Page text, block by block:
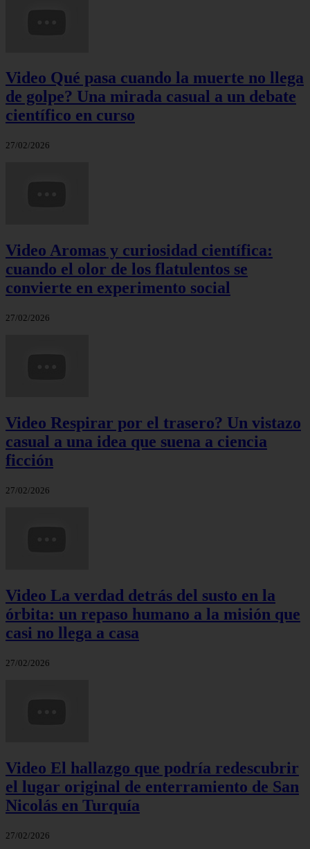
Video Qué pasa cuando la muerte no llega
de golpe? Una mirada casual a un debate
científico en curso
27/02/2026
Video Aromas y curiosidad científica:
cuando el olor de los flatulentos se
convierte en experimento social
27/02/2026
Video Respirar por el trasero? Un vistazo
casual a una idea que suena a ciencia
ficción
27/02/2026
Video La verdad detrás del susto en la
órbita: un repaso humano a la misión que
casi no llega a casa
27/02/2026
Video El hallazgo que podría redescubrir
el lugar original de enterramiento de San
Nicolás en Turquía
27/02/2026